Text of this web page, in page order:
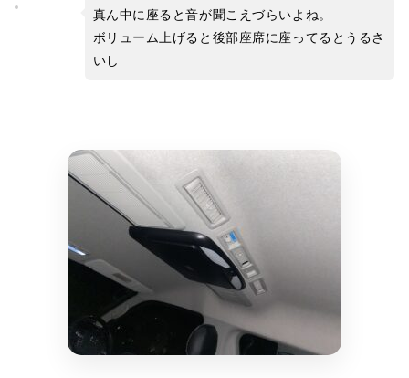
真ん中に座ると音が聞こえづらいよね。
ボリューム上げると後部座席に座ってるとうるさ
いし